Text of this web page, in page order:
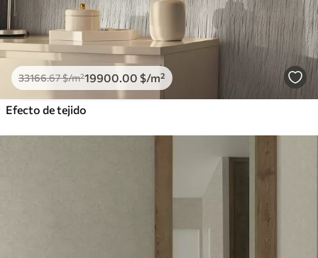
33166.67$/m²19900.00 $/m²
Efecto de tejido